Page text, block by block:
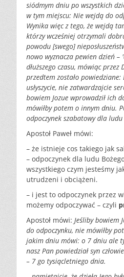
siódmym dniu po wszystkich
w tym miejscu: Nie wejdą do
Wynika więc z tego, że wejdą
którzy wcześniej otrzymali
powodu [swego]
nowo wyznacza pewien dzień –
dłuższego czasu, mówiąc
przedtem zostało powiedziane:
usłyszycie, nie zatwardzajcie
bowiem Jozue wprowadził ich
mówiłby potem o innym dniu.
odpoczynek szabatowy dla ludu
Apostoł Paweł mówi:
– że istnieje cos takiego jak
– odpoczynek dla ludu
wszystkiego czym jesteśmy
utrudzeni i obciążeni.
– i jest to odpoczynek przez
możemy odpoczywać – czyli
Apostoł mówi: Jeśliby bowiem
do odpoczynku, nie mówiłby
jakim dniu mówi: o 7 dniu ale
nasz Pan powiedział syn
– 7 go tysiącletniego dnia.